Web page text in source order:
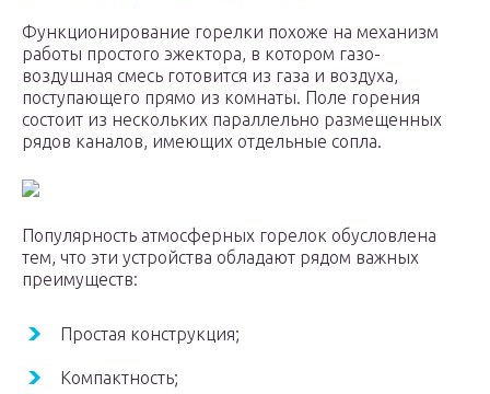
Функционирование горелки похоже на механизм
работы простого эжектора, в котором газо-
воздушная смесь готовится из газа и воздуха,
поступающего прямо из комнаты. Поле горения
состоит из нескольких параллельно размещенных
рядов каналов, имеющих отдельные сопла.
Популярность атмосферных горелок обусловлена
тем, что эти устройства обладают рядом важных
преимуществ:
Простая конструкция;
Компактность;